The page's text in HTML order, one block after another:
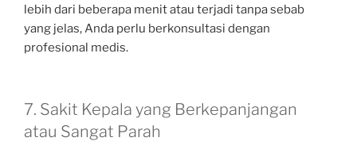
lebih dari beberapa menit atau terjadi tanpa sebab
yang jelas, Anda perlu berkonsultasi dengan
profesional medis.
7. Sakit Kepala yang Berkepanjangan
atau Sangat Parah